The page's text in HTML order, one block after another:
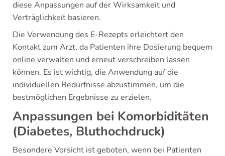
diese Anpassungen auf der Wirksamkeit und
Verträglichkeit basieren.
Die Verwendung des E-Rezepts erleichtert den
Kontakt zum Arzt, da Patienten ihre Dosierung bequem
online verwalten und erneut verschreiben lassen
können. Es ist wichtig, die Anwendung auf die
individuellen Bedürfnisse abzustimmen, um die
bestmöglichen Ergebnisse zu erzielen.
Anpassungen bei Komorbiditäten
(Diabetes, Bluthochdruck)
Besondere Vorsicht ist geboten, wenn bei Patienten